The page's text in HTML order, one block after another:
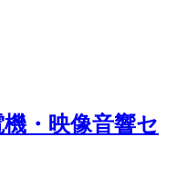
・映像音響セ